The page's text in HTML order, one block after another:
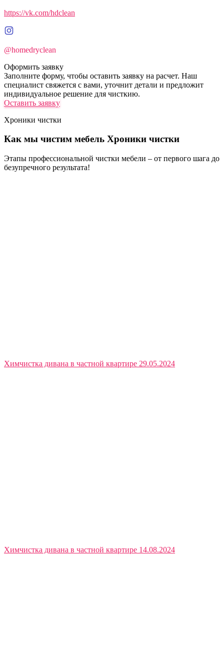
https://vk.com/hdclean
@homedryclean
Оформить заявку
Заполните форму, чтобы оставить заявку на расчет. Наш
специалист свяжется с вами, уточнит детали и предложит
индивидуальное решение для чисткию.
Оставить заявку
Хроники чистки
Как мы чистим мебель Хроники чистки
Этапы профессиональной чистки мебели – от первого шага до
безупречного результата!
Химчистка дивана в частной квартире 29.05.2024
Химчистка дивана в частной квартире 14.08.2024